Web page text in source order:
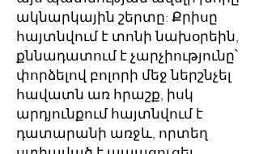
ակնարկային շերտը: Քրիսը
հայտնվում է տոնի նախօրեին,
քննադատում է չարչիությունը՝
փորձելով բոլորի մեջ ներշնչել
հավատն առ հրաշք, իսկ
արդյունքում հայտնվում է
դատարանի առջև, որտեղ